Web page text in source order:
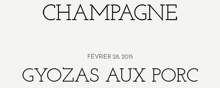
FÉVRIER 28, 2015
GYOZAS AUX PORC